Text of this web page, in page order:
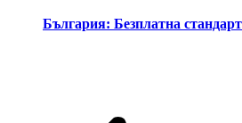
България: Безплатна